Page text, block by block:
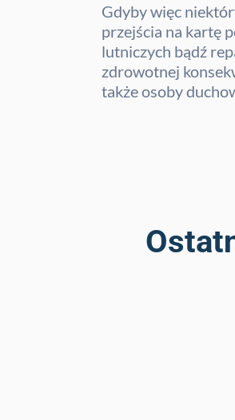
Gdyby więc
przejścia na kartę
lutniczych bądź
zdrowotnej
także osoby